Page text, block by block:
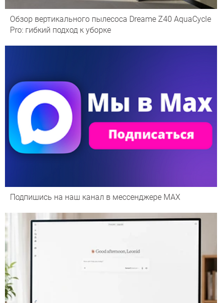
Обзор вертикального пылесоса Dreame Z40 AquaCycle
Pro: гибкий подход к уборке
Подпишись на наш канал в мессенджере МАХ